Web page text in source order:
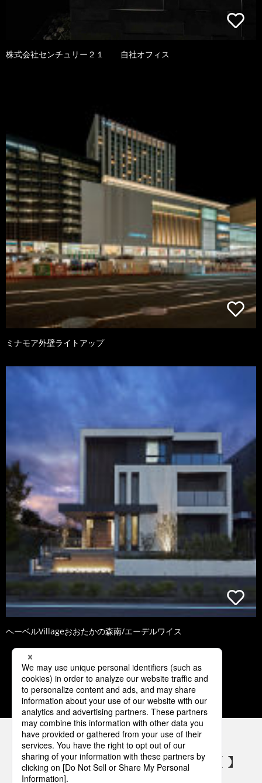
株式会社センチュリー２１ 自社オフィス
ミナモア外壁ライトアップ
ヘーベルVillageおおたかの森南/エーデルワイス
1 2 3 4 5
パナソニックの電気設備 SNSアカウント